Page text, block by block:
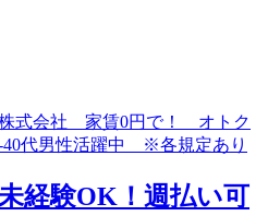
経験OK！週払い可